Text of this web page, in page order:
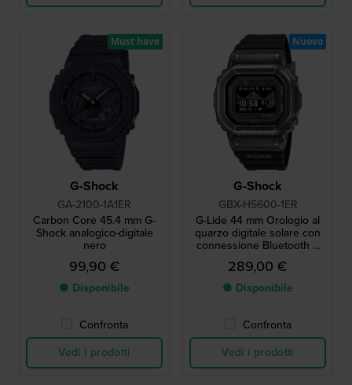
G-Shock
GA-2100-1A1ER
Carbon Core 45.4 mm G-
Shock analogico-digitale
nero
99,90 €
● Disponibile
Confronta
Vedi i prodotti
Must have
G-Shock
GBX-H5600-1ER
G-Lide 44 mm Orologio al
quarzo digitale solare con
connessione Bluetooth e
display MIP
289,00 €
● Disponibile
Confronta
Vedi i prodotti
Nuovo